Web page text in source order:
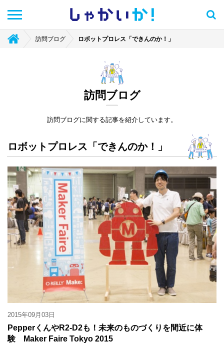
しゃかい か！
訪問ブログ ロボットプロレス「できんのか！」
訪問ブログ
訪問ブログに関する記事を紹介しています。
ロボットプロレス「できんのか！」
2015年09月03日
PepperくんやR2-D2も！未来のものづくりを間近に体
験 Maker Faire Tokyo 2015